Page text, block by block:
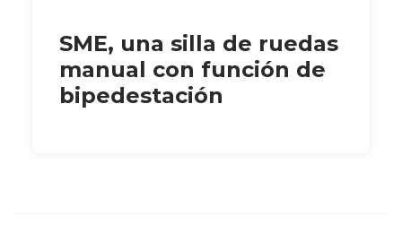
SME, una silla de ruedas
manual con función de
bipedestación